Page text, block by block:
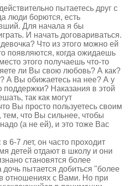
пытаетесь друг с
люди борются, есть
Для начала я бы
И начать договариваться.
Что из этого можно ей
появляются, когда ожидаешь
этого получаешь что-то
ли Вы свою любовь? А как?
А Вы обижаетесь на нее? А у
поддержки? Наказания в этой
так как могут
Вы просто пользуетесь своим
что Вы сильнее, чтобы
(а не ей), и это тоже Вас
в 6-7 лет, он часто проходит
детей отдают в школу и они
становятся более
пытается добиться "более
отношениях с Вами. Но при